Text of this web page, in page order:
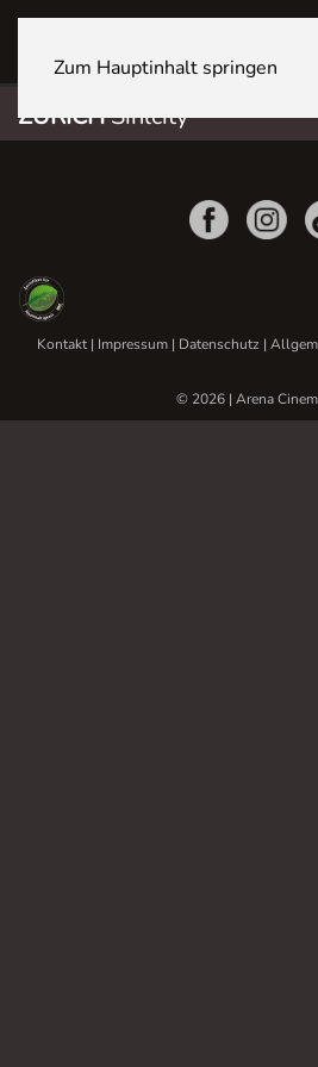
Zum Hauptinhalt springen
ZÜRICHSihlcity
Kontakt| Impressum | Datenschutz |
© 2026 | Arena